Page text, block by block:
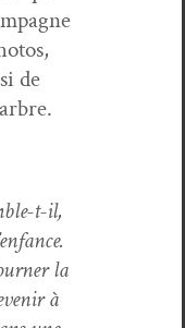
de
t-il,
la
à